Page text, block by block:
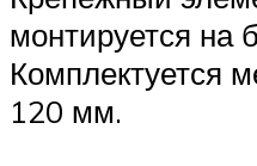
монтируется на
Комплектуется
120 мм.